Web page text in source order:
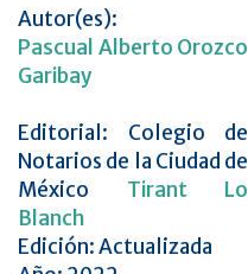
Autor(es):
Pascual Alberto Orozco
Garibay
Editorial: Colegio de
Notarios de la Ciudad de
México Tirant Lo
Blanch
Edición: Actualizada